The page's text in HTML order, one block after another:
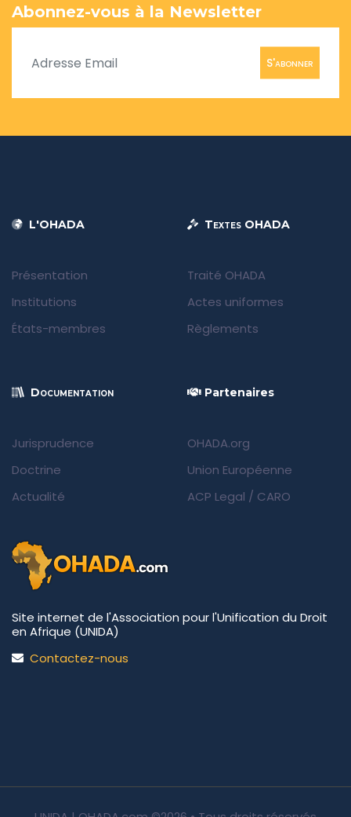
Abonnez-vous à la Newsletter
S'abonner
L'OHADA
Présentation
Institutions
États-membres
Textes OHADA
Traité OHADA
Actes uniformes
Règlements
Documentation
Jurisprudence
Doctrine
Actualité
Partenaires
OHADA.org
Union Européenne
ACP Legal / CARO
Site internet de l'Association pour l'Unification du Droit
en Afrique (UNIDA)
Contactez-nous